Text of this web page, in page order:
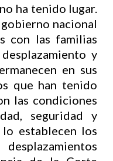
ha tenido lugar.
nacional
con las familias
y
en sus
que han tenido
las condiciones
seguridad y
establecen los